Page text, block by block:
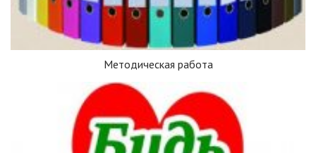
Методическая работа